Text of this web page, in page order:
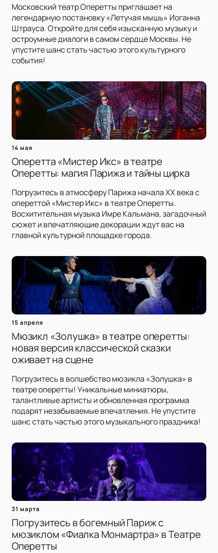
Московский театр Оперетты приглашает на
легендарную постановку «Летучая мышь» Иоганна
Штрауса. Откройте для себя изысканную музыку и
остроумные диалоги в самом сердце Москвы. Не
упустите шанс стать частью этого культурного
события!
14 мая
Оперетта «Мистер Икс» в театре
Оперетты: магия Парижа и тайны цирка
Погрузитесь в атмосферу Парижа начала XX века с
опереттой «Мистер Икс» в театре Оперетты.
Восхитительная музыка Имре Кальмана, загадочный
сюжет и впечатляющие декорации ждут вас на
главной культурной площадке города.
15 апреля
Мюзикл «Золушка» в театре оперетты:
новая версия классической сказки
оживает на сцене
Погрузитесь в волшебство мюзикла «Золушка» в
театре оперетты! Уникальные миниатюры,
талантливые артисты и обновленная программа
подарят незабываемые впечатления. Не упустите
шанс стать частью этого музыкального праздника!
31 марта
Погрузитесь в богемный Париж с
мюзиклом «Фиалка Монмартра» в Театре
Оперетты